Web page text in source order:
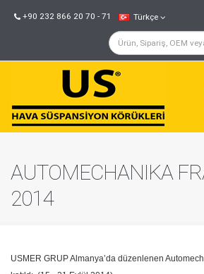
+90 232 866 20 70 - 71 Türkçe
AUTOMECHANIKA
2014
USMER GRUP Almanya’da düzenlenen